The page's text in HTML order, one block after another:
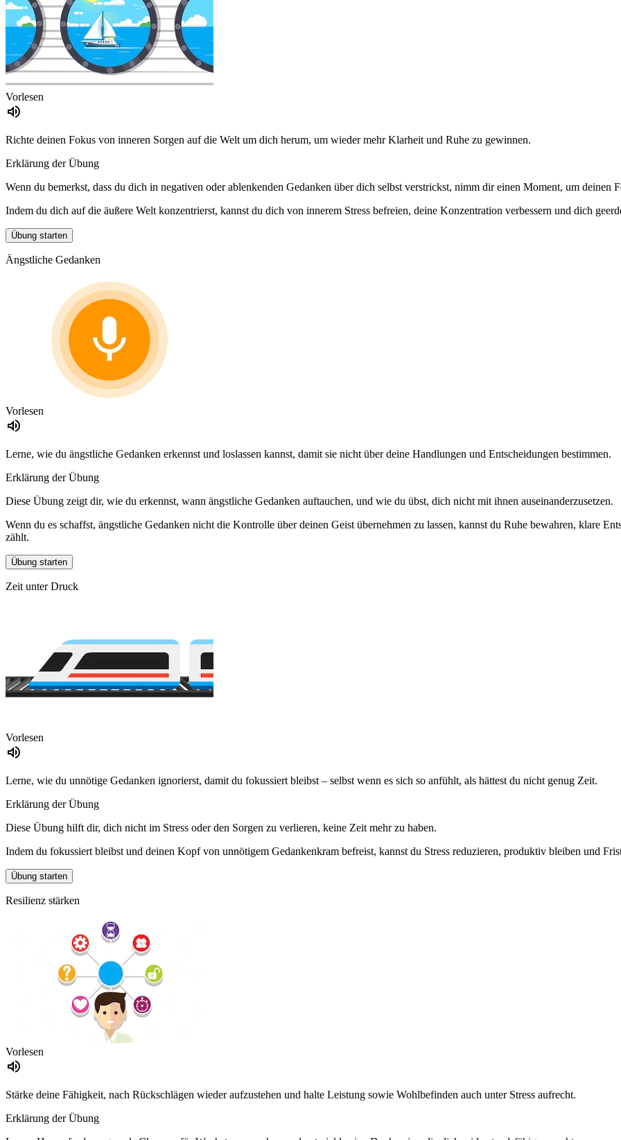
Vorlesen
Richte deinen Fokus von inneren Sorgen auf die Welt um dich herum, um wieder mehr Klarheit und Ruhe zu gewinnen.
Erklärung der Übung
Wenn du bemerkst, dass du dich in negativen oder ablenkenden Gedanken über dich selbst verstrickst, nimm dir einen Moment, um deinen
Indem du dich auf die äußere Welt konzentrierst, kannst du dich von innerem Stress befreien, deine Konzentration verbessern und dich
Übung starten
Ängstliche Gedanken
Vorlesen
Lerne, wie du ängstliche Gedanken erkennst und loslassen kannst, damit sie nicht über deine Handlungen und Entscheidungen bestimmen.
Erklärung der Übung
Diese Übung zeigt dir, wie du erkennst, wann ängstliche Gedanken auftauchen, und wie du übst, dich nicht mit ihnen auseinanderzusetzen.
Wenn du es schaffst, ängstliche Gedanken nicht die Kontrolle über deinen Geist übernehmen zu lassen, kannst du Ruhe bewahren, klare
zählt.
Übung starten
Zeit unter Druck
Vorlesen
Lerne, wie du unnötige Gedanken ignorierst, damit du fokussiert bleibst – selbst wenn es sich so anfühlt, als hättest du nicht genug Zeit.
Erklärung der Übung
Diese Übung hilft dir, dich nicht im Stress oder den Sorgen zu verlieren, keine Zeit mehr zu haben.
Indem du fokussiert bleibst und deinen Kopf von unnötigem Gedankenkram befreist, kannst du Stress reduzieren, produktiv bleiben und
Übung starten
Resilienz stärken
Vorlesen
Stärke deine Fähigkeit, nach Rückschlägen wieder aufzustehen und halte Leistung sowie Wohlbefinden auch unter Stress aufrecht.
Erklärung der Übung